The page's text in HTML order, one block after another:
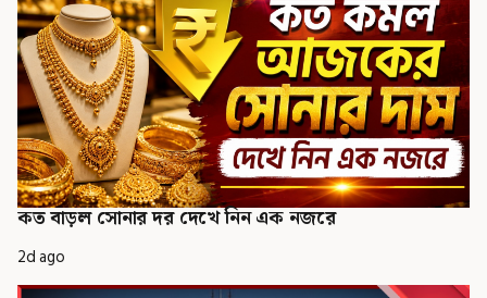
কত বাড়ল সোনার দর দেখে নিন এক নজরে
2d ago